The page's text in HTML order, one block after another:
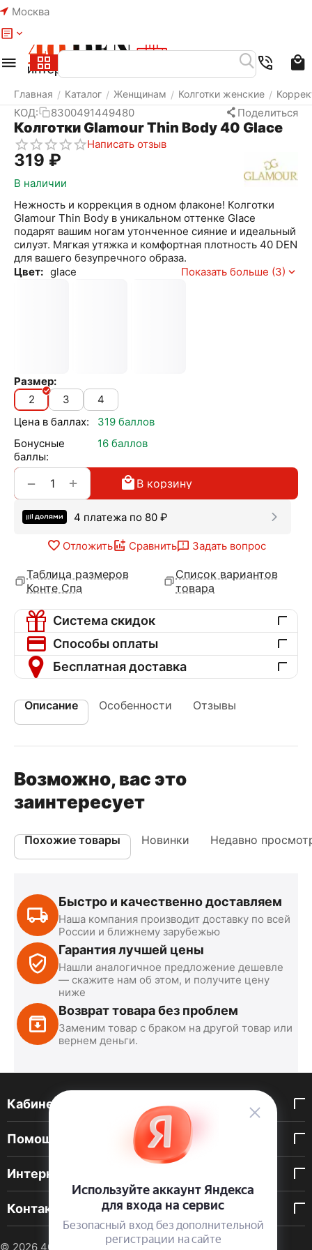
Москва
Главная / Каталог / Женщинам / Колготки женские /
КОД: 8300491449480 Поделиться
Колготки Glamour Thin Body 40 Glace
Написать отзыв
‍319‍ ₽
В наличии
Нежность и коррекция в одном флаконе! Колготки
Glamour Thin Body в уникальном оттенке Glace
подарят вашим ногам утонченное сияние и идеальный
силуэт. Мягкая утяжка и комфортная плотность 40 DEN
для вашего безупречного образа.
Цвет: glace Показать больше (3)
Размер:
2
3
4
Цена в баллах:
319 баллов
Бонусные
баллы:
16 баллов
+
− В корзину
4 платежа по 80 ₽
Отложить Сравнить Задать вопрос
Таблица размеров
Конте Спа
Список вариантов
товара
Система скидок
Способы оплаты
Бесплатная доставка
Описание Особенности Отзывы
Возможно, вас это
заинтересует
Похожие товары Новинки Недавно
Быстро и качественно доставляем
Наша компания производит доставку по всей
России и ближнему зарубежью
Гарантия лучшей цены
Нашли аналогичное предложение дешевле
— скажите нам об этом, и получите цену
ниже
Возврат товара без проблем
Заменим товар с браком на другой товар или
вернем деньги.
Кабинет покупателя
Помощь покупателю
Интернет-магазин
Контакты
© 2026 40 DEN. Интернет-магазин
Меню